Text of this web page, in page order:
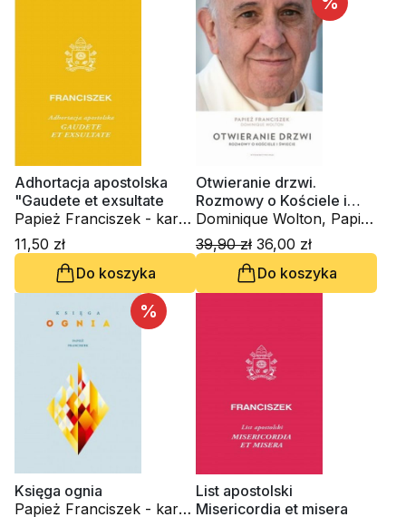
Adhortacja apostolska
"Gaudete et exsultate
Papież Franciszek - kard.
Jorge Mario Bergoglio
11,50 zł
Do koszyka
Otwieranie drzwi.
Rozmowy o Kościele i
świecie
Dominique Wolton, Papież
Franciszek - kard. Jorge
Mario Bergoglio
39,90 zł 36,00 zł
Do koszyka
%
Księga ognia
Papież Franciszek - kard.
List apostolski
Misericordia et misera